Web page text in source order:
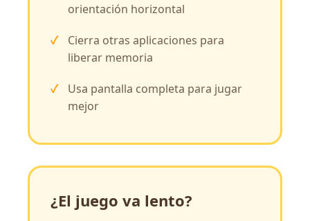
orientación horizontal
Cierra otras aplicaciones para
liberar memoria
Usa pantalla completa para jugar
mejor
¿El juego va lento?